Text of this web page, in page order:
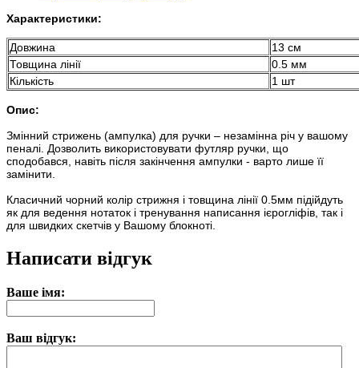
Характеристики:
Довжина
13 см
Товщина лінії
0.5 мм
Кількість
1 шт
Опис:
Змінний стрижень (ампулка) для ручки – незамінна річ у вашому
пеналі. Дозволить використовувати футляр ручки, що
сподобався, навіть після закінчення ампулки - варто лише її
замінити.
Класичний чорний колір стрижня і товщина лінії 0.5мм підійдуть
як для ведення нотаток і тренування написання ієрогліфів, так і
для швидких скетчів у Вашому блокноті.
Написати відгук
Ваше імя:
Ваш відгук: